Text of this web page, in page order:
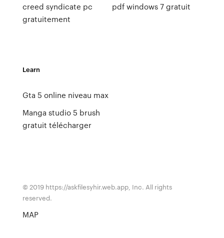
creed syndicate pc
gratuitement
pdf windows 7 gratuit
Learn
Gta 5 online niveau max
Manga studio 5 brush
gratuit télécharger
© 2019 https://askfilesyhir.web.app, Inc. All rights
reserved.
MAP